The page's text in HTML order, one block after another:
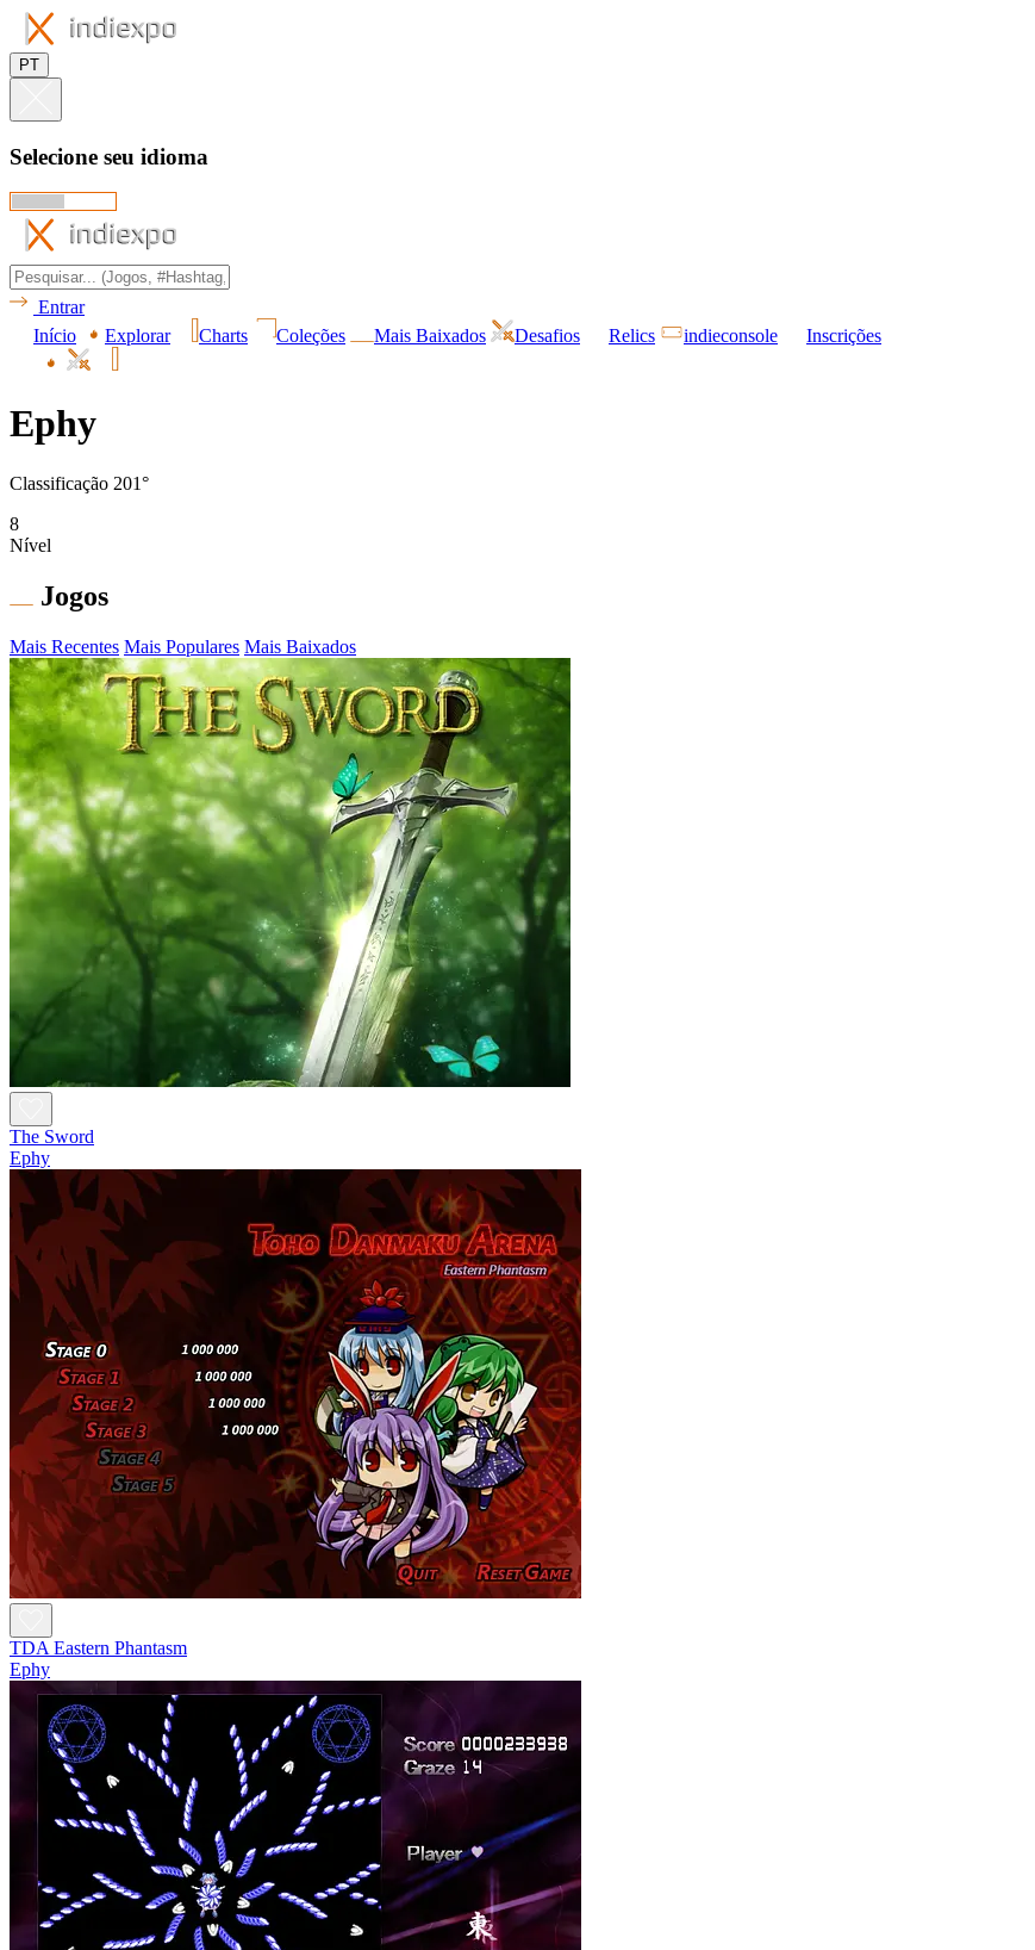
PT
Selecione seu idioma
Entrar
Início
Explorar Charts Coleções Mais Baixados Desafios Relics indieconsole Inscrições
Ephy
Classificação 201°
8
Nível
Jogos
Mais Recentes Mais Populares Mais Baixados
The Sword
Ephy
TDA Eastern Phantasm
Ephy